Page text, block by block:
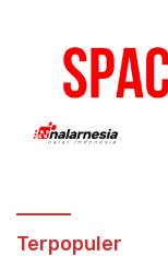
Terpopuler